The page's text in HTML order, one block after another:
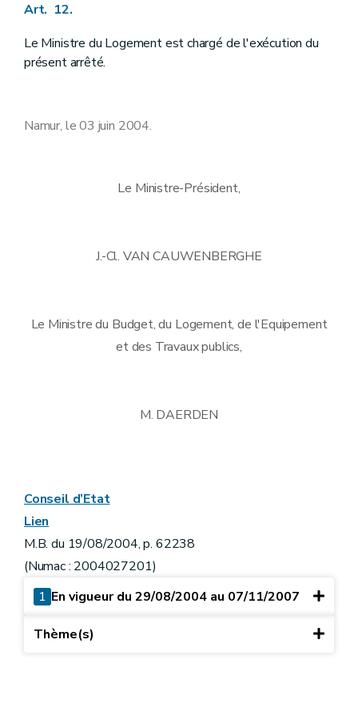
Art. 12.
Le Ministre du Logement est chargé de l'exécution du
présent arrêté.
Namur, le 03 juin 2004.
Le Ministre-Président,
J.-Cl. VAN CAUWENBERGHE
Le Ministre du Budget, du Logement, de l'Equipement
et des Travaux publics,
M. DAERDEN
Conseil d’Etat
Lien
M.B. du 19/08/2004, p. 62238
(Numac : 2004027201)
1 En vigueur du 29/08/2004 au 07/11/2007
Thème(s)